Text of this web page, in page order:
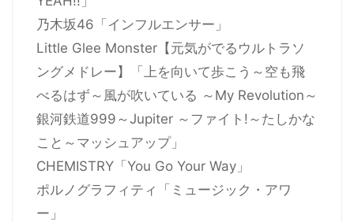
乃木坂46「インフルエンサー」
Little Glee Monster【元気がでるウルトラソ
ングメドレー】「上を向いて歩こう～空も飛
べるはず～風が吹いている ～My Revolution～
銀河鉄道999～Jupiter ～ファイト!～たしかな
こと～マッシュアップ」
CHEMISTRY「You Go Your Way」
ポルノグラフィティ「ミュージック・アワ
ー」